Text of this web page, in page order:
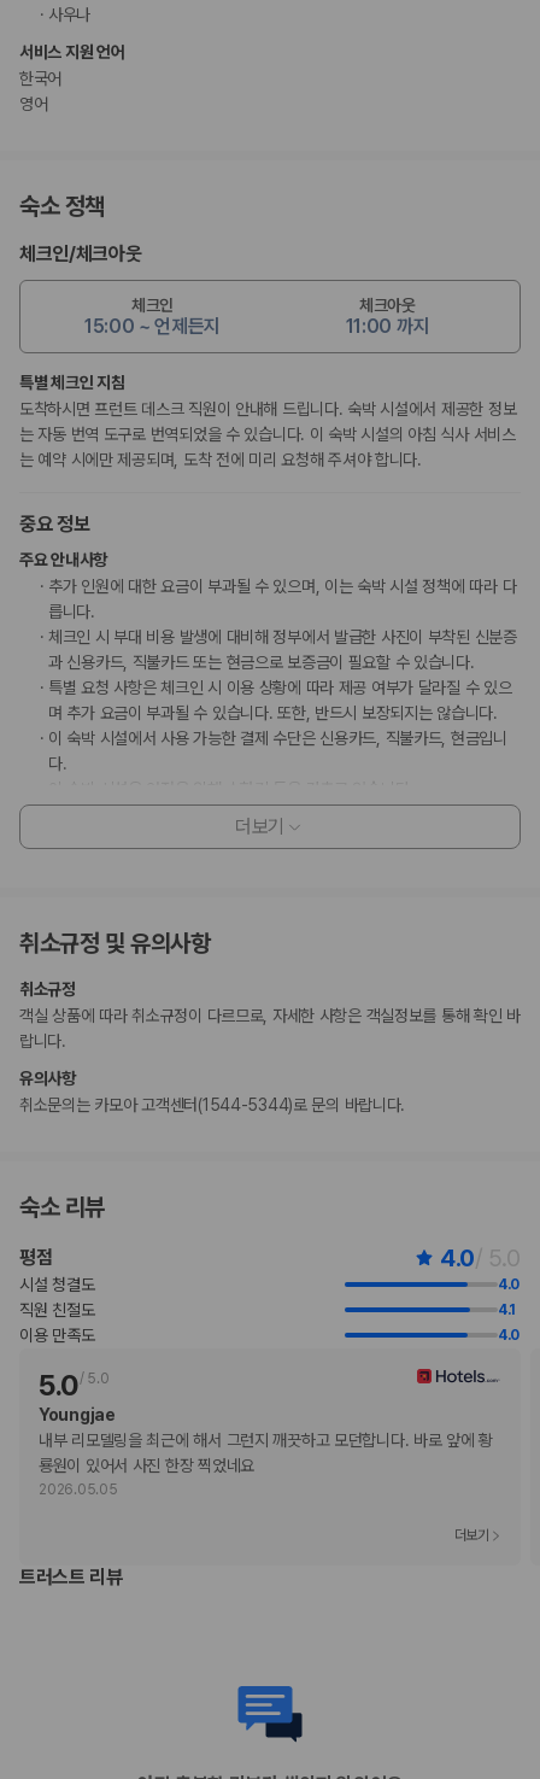
사우나
서비스 지원 언어
한국어
영어
숙소 정책
체크인/체크아웃
체크인
15:00 ~ 언제든지
체크아웃
11:00 까지
특별 체크인 지침
도착하시면 프런트 데스크 직원이 안내해 드립니다. 숙박 시설에서 제공한 정보
는 자동 번역 도구로 번역되었을 수 있습니다. 이 숙박 시설의 아침 식사 서비스
는 예약 시에만 제공되며, 도착 전에 미리 요청해 주셔야 합니다.
중요 정보
주요 안내사항
추가 인원에 대한 요금이 부과될 수 있으며, 이는 숙박 시설 정책에 따라 다
릅니다.
체크인 시 부대 비용 발생에 대비해 정부에서 발급한 사진이 부착된 신분증
과 신용카드, 직불카드 또는 현금으로 보증금이 필요할 수 있습니다.
특별 요청 사항은 체크인 시 이용 상황에 따라 제공 여부가 달라질 수 있으
며 추가 요금이 부과될 수 있습니다. 또한, 반드시 보장되지는 않습니다.
이 숙박 시설에서 사용 가능한 결제 수단은 신용카드, 직불카드, 현금입니
다.
고객 정책과 문화적 기준이나 규범은 국가 및 숙박 시설에 따라 다를 수 있
습니다. 명시된 정책은 숙박 시설에서 제공했습니다.
다.
온천 이용 가능 시간: 06:00 ~ 20:00
부가 정보
추가 안내사항
엘리베이터 없음
금액)
수영장 이용 요금: KRW 30000(1인당 1박 기준)
위 목록에 명시되지 않은 다른 항목이 있을 수 있습니다. 요금 및 보증금은 세전
금액일 수 있으며 변경될 수 있습니다.
현장 결제 유형 및 수단
Visa
직불카드
현금
Mastercard
반려동물
더보기
취소규정 및 유의사항
취소규정
객실 상품에 따라 취소규정이 다르므로, 자세한 사항은 객실정보를 통해 확인 바
랍니다.
유의사항
취소문의는 카모아 고객센터(1544-5344)로 문의 바랍니다.
숙소 리뷰
평점 4.0/ 5.0
시설 청결도 4.0
직원 친절도 4.1
이용 만족도 4.0
5.0/ 5.0
Youngjae
내부 리모델링을 최근에 해서 그런지 깨끗하고 모던합니다. 바로 앞에 황
룡원이 있어서 사진 한장 찍었네요
2026.05.05
더보기
트러스트 리뷰